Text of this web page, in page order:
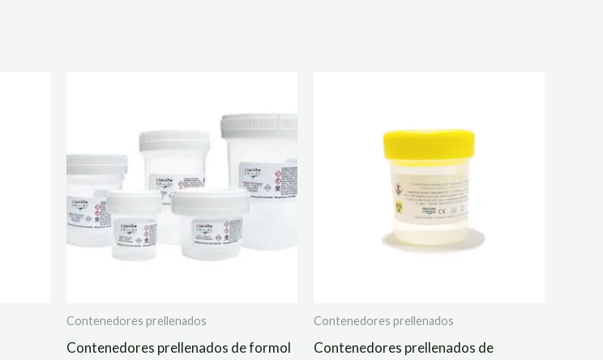
Contenedores prellenados
Contenedores prellenados de formol
Contenedores prellenados
Contenedores prellenados de